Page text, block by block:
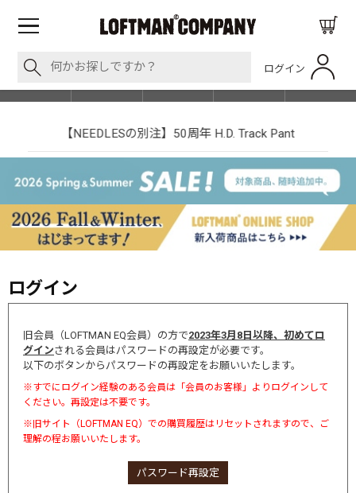
ログイン
SHOP LIST
【NEEDLESの別注】50周年 H.D. Track Pant
ログイン
旧会員（LOFTMAN EQ会員）の方で2023年3月8日以降、初めてロ
グインされる会員はパスワードの再設定が必要です。
以下のボタンからパスワードの再設定をお願いいたします。
※すでにログイン経験のある会員は「会員のお客様」よりログインして
ください。再設定は不要です。
※旧サイト（LOFTMAN EQ）での購買履歴はリセットされますので、ご
理解の程お願いいたします。
パスワード再設定